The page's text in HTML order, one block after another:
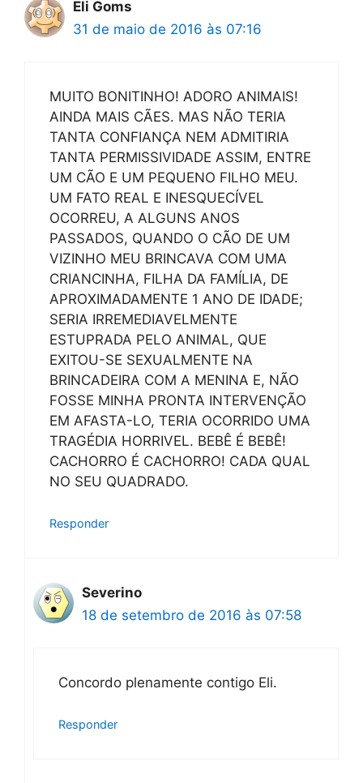
Eli Goms
31 de maio de 2016 às 07:16
MUITO BONITINHO! ADORO ANIMAIS!
AINDA MAIS CÃES. MAS NÃO TERIA
TANTA CONFIANÇA NEM ADMITIRIA
TANTA PERMISSIVIDADE ASSIM, ENTRE
UM CÃO E UM PEQUENO FILHO MEU.
UM FATO REAL E INESQUECÍVEL
OCORREU, A ALGUNS ANOS
PASSADOS, QUANDO O CÃO DE UM
VIZINHO MEU BRINCAVA COM UMA
CRIANCINHA, FILHA DA FAMÍLIA, DE
APROXIMADAMENTE 1 ANO DE IDADE;
SERIA IRREMEDIAVELMENTE
ESTUPRADA PELO ANIMAL, QUE
EXITOU-SE SEXUALMENTE NA
BRINCADEIRA COM A MENINA E, NÃO
FOSSE MINHA PRONTA INTERVENÇÃO
EM AFASTA-LO, TERIA OCORRIDO UMA
TRAGÉDIA HORRIVEL. BEBÊ É BEBÊ!
CACHORRO É CACHORRO! CADA QUAL
NO SEU QUADRADO.
Responder
Severino
18 de setembro de 2016 às 07:58
Concordo plenamente contigo Eli.
Responder